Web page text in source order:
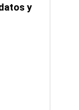
y